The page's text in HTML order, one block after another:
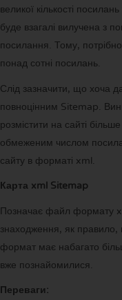
великої кількості
буде взагалі вилучена з
посилання. Тому,
понад сотні посилань.
Слід зазначити, що хоча
повноцінним Sitemap.
розмістити на сайті
обмеженим числом
сайту в форматі xml.
Карта xml Sitemap
Позначає файл формату
знаходження, як правило,
формат має набагато
вже познайомилися.
Переваги: